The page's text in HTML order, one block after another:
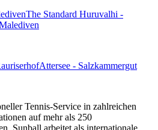
The Standard Huruvalhi -
Attersee - Salzkammergut
Tennis-Service in zahlreichen
auf mehr als 250